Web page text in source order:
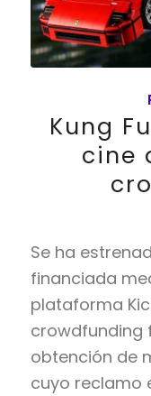
Kung
cine
Se ha
financiada
plataforma
crowdfunding
obtención de
cuyo reclamo